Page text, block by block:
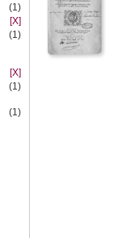
(1)
[X]
(1)
[X]
(1)
(1)